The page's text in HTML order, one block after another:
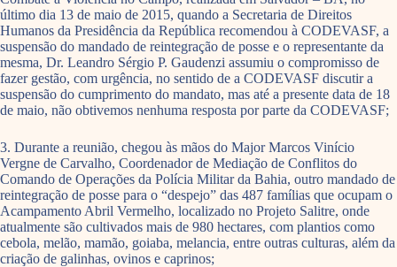
último dia 13 de maio de 2015, quando a Secretaria de Direitos
Humanos da Presidência da República recomendou à CODEVASF, a
suspensão do mandado de reintegração de posse e o representante da
mesma, Dr. Leandro Sérgio P. Gaudenzi assumiu o compromisso de
fazer gestão, com urgência, no sentido de a CODEVASF discutir a
suspensão do cumprimento do mandato, mas até a presente data de 18
de maio, não obtivemos nenhuma resposta por parte da CODEVASF;
3. Durante a reunião, chegou às mãos do Major Marcos Vinício
Vergne de Carvalho, Coordenador de Mediação de Conflitos do
Comando de Operações da Polícia Militar da Bahia, outro mandado de
reintegração de posse para o “despejo” das 487 famílias que ocupam o
Acampamento Abril Vermelho, localizado no Projeto Salitre, onde
atualmente são cultivados mais de 980 hectares, com plantios como
cebola, melão, mamão, goiaba, melancia, entre outras culturas, além da
criação de galinhas, ovinos e caprinos;